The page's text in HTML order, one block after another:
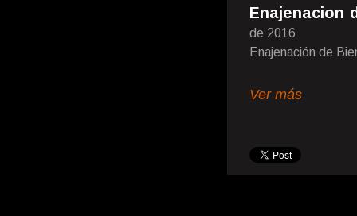
Enajenacion
de 2016
Enajenación de
Ver más